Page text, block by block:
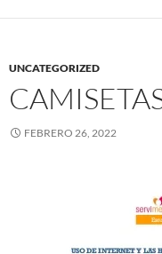
UNCATEGORIZED
FEBRERO 26, 2022